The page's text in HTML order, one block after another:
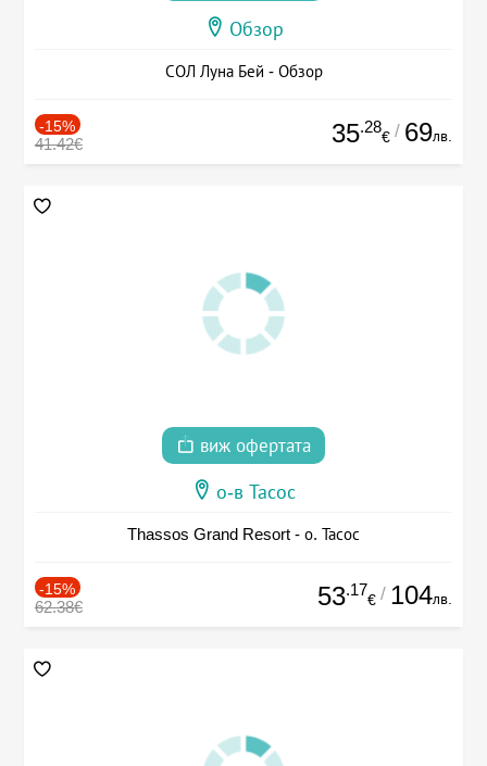
Обзор
СОЛ Луна Бей - Обзор
-15%
41.42€ 35.28
€ / 69лв.
виж офертата
о-в Тасос
Thassos Grand Resort - о. Тасос
-15%
62.38€ 53.17
€ / 104лв.